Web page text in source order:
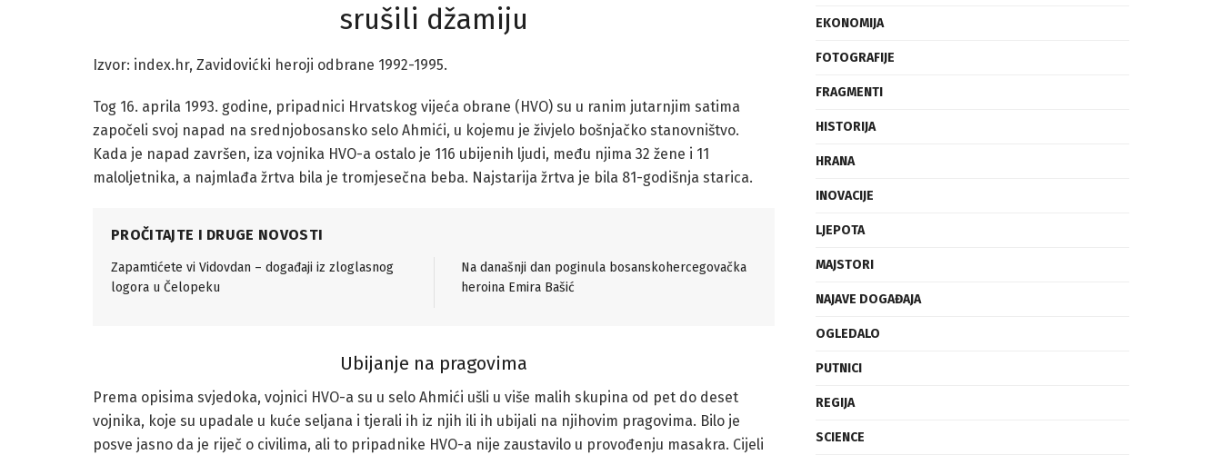
srušili džamiju
Izvor: index.hr, Zavidovićki heroji odbrane 1992-1995.
Tog 16. aprila 1993. godine, pripadnici Hrvatskog vijeća obrane (HVO) su u ranim jutarnjim satima
započeli svoj napad na srednjobosansko selo Ahmići, u kojemu je živjelo bošnjačko stanovništvo.
Kada je napad završen, iza vojnika HVO-a ostalo je 116 ubijenih ljudi, među njima 32 žene i 11
maloljetnika, a najmlađa žrtva bila je tromjesečna beba. Najstarija žrtva je bila 81-godišnja starica.
PROČITAJTE I DRUGE NOVOSTI
Zapamtićete vi Vidovdan – događaji iz zloglasnog
logora u Čelopeku
Na današnji dan poginula bosanskohercegovačka
heroina Emira Bašić
Ubijanje na pragovima
Prema opisima svjedoka, vojnici HVO-a su u selo Ahmići ušli u više malih skupina od pet do deset
vojnika, koje su upadale u kuće seljana i tjerali ih iz njih ili ih ubijali na njihovim pragovima. Bilo je
posve jasno da je riječ o civilima, ali to pripadnike HVO-a nije zaustavilo u provođenju masakra. Cijeli
EKONOMIJA
FOTOGRAFIJE
FRAGMENTI
HISTORIJA
HRANA
INOVACIJE
LJEPOTA
MAJSTORI
NAJAVE DOGAĐAJA
OGLEDALO
PUTNICI
REGIJA
SCIENCE